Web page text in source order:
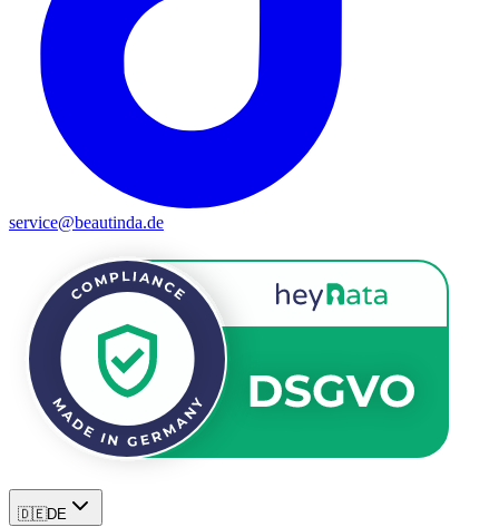
service@beautinda.de
🇩🇪DE